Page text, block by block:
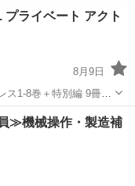
プライベート アクト
8月9日
1-8巻＋特別編 9冊セ
お値引きは...
現地
≫機械操作・製造補